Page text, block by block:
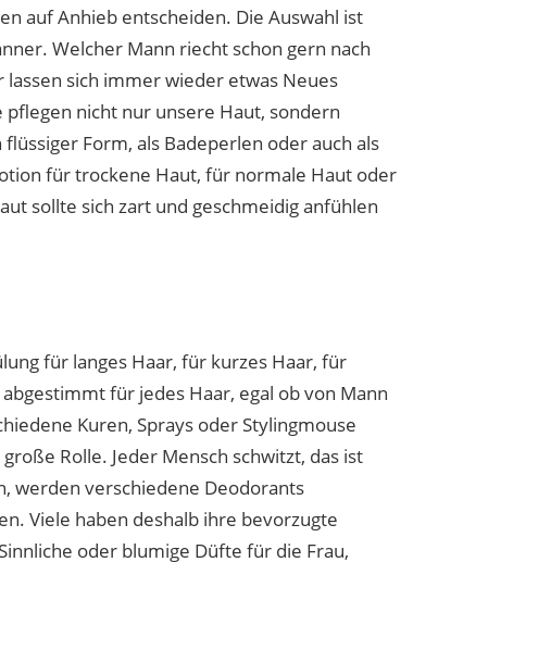
auf Anhieb entscheiden. Die Auswahl ist
Welcher Mann riecht schon gern nach
lassen sich immer wieder etwas Neues
nicht nur unsere Haut, sondern
Form, als Badeperlen oder auch als
für trockene Haut, für normale Haut oder
sollte sich zart und geschmeidig anfühlen
für langes Haar, für kurzes Haar, für
für jedes Haar, egal ob von Mann
Kuren, Sprays oder Stylingmouse
Rolle. Jeder Mensch schwitzt, das ist
werden verschiedene Deodorants
Viele haben deshalb ihre bevorzugte
oder blumige Düfte für die Frau,